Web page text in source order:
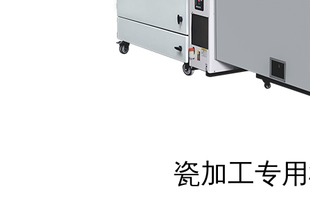
瓷加工专